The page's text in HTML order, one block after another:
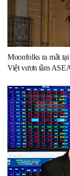
Moonfolks ra mắt
Việt vươn tầm